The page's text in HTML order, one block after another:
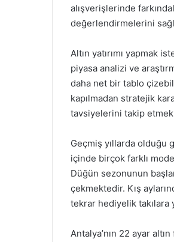
alışverişlerinde
değerlendirmelerini
Altın yatırımı yapmak
piyasa analizi ve
daha net bir tablo
kapılmadan stratejik
tavsiyelerini takip
Geçmiş yıllarda olduğu
içinde birçok farklı
Düğün sezonunun
çekmektedir. Kış
tekrar hediyelik takılara
Antalya’nın 22 ayar